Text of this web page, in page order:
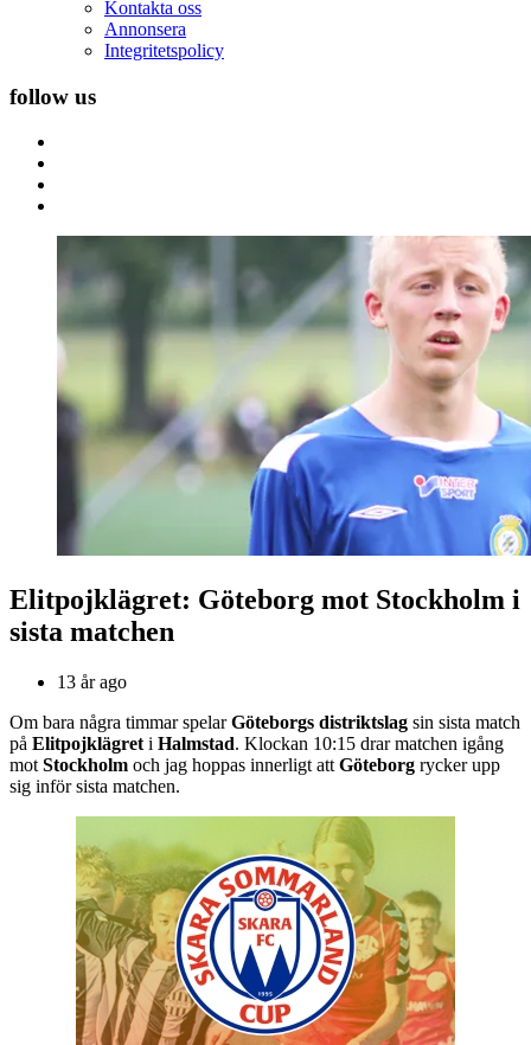
Kontakta oss
Annonsera
Integritetspolicy
follow us
Elitpojklägret: Göteborg mot Stockholm i
sista matchen
13 år ago
Om bara några timmar spelarGöteborgs distriktslag sin sista match
på Elitpojklägret i Halmstad. Klockan 10:15 drar matchen igång
mot Stockholm och jag hoppas innerligt att Göteborg rycker upp
sig inför sista matchen.